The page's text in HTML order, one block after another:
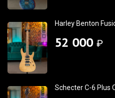
Harley Benton
52 000 ₽
Schecter C-6 Plus